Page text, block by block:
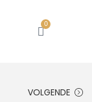
0
VOLGENDE